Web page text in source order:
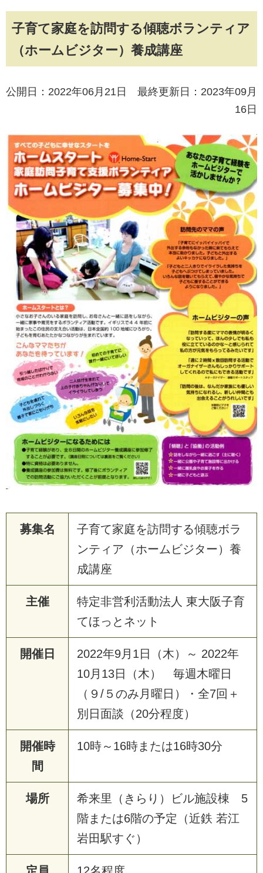
子育て家庭を訪問する傾聴ボランティア
（ホームビジター）養成講座
公開日：2022年06月21日 最終更新日：2023年09月
16日
募集名
子育て家庭を訪問する傾聴ボラ
ンティア（ホームビジター）養
成講座
主催 特定非営利 活動法人 東大阪子育
てほ っ と ネ ッ ト
開催日 2022年9月 1日 （木） ～ 2022年
10月 13日 （木） 毎週木曜 日
（ ９ / ５ のみ月 曜 日 ） ・ 全7回 ＋
別 日 面談 （20分程度）
開催時
間
10時～ 16時ま たは16時30分
場所 希来里 （ き ら り ） ビル施設棟
5
階ま たは6階の予定 （近鉄 若江
岩田駅す ぐ ）